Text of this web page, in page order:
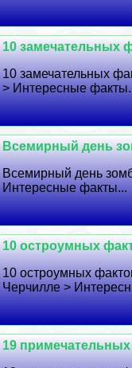
10 замечательных
10 замечательных
> Интересные
Всемирный день
Всемирный день
Интересные факты...
10 остроумных
10 остроумных
Черчилле >
19